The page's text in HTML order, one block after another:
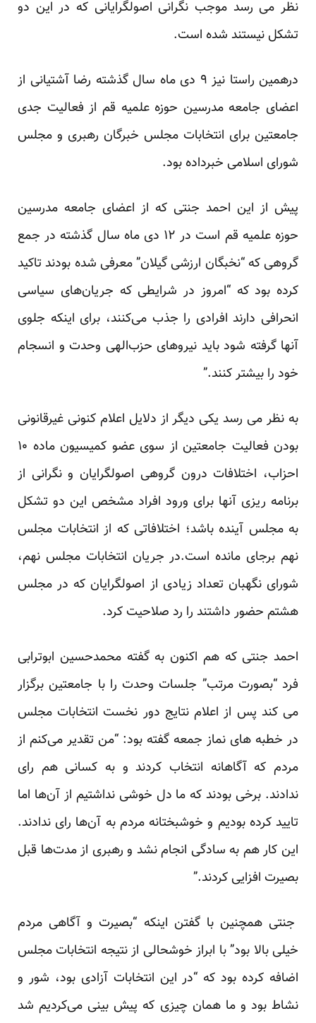
نظر می رسد موجب نگرانی اصولگرایانی که در این دو
تشکل نیستند شده است.
درهمین راستا نیز ۹ دی ماه سال گذشته رضا آشتیانی از
اعضای جامعه مدرسین حوزه علمیه قم از فعالیت جدی
جامعتین برای انتخابات مجلس خبرگان رهبری و مجلس
شورای اسلامی خبرداده بود.
پیش از این احمد جنتی که از اعضای جامعه مدرسین
حوزه علمیه قم است در ۱۲ دی ماه سال گذشته در جمع
گروهی که “نخبگان ارزشی گیلان” معرفی شده بودند تاکید
کرده بود که “امروز در شرایطی که جریان‌های سیاسی
انحرافی دارند افرادی را جذب می‌کنند، برای اینکه جلوی
آنها گرفته شود باید نیروهای حزب‌الهی وحدت و انسجام
خود را بیشتر کنند.”
به نظر می رسد یکی دیگر از دلایل اعلام کنونی غیرقانونی
بودن فعالیت جامعتین از سوی عضو کمیسیون ماده ۱۰
احزاب، اختلافات درون گروهی اصولگرایان و نگرانی از
برنامه ریزی آنها برای ورود افراد مشخص این دو تشکل
به مجلس آینده باشد؛ اختلافاتی که از انتخابات مجلس
نهم برجای مانده است.در جریان انتخابات مجلس نهم،
شورای نگهبان تعداد زیادی از اصولگرایان که در مجلس
هشتم حضور داشتند را رد صلاحیت کرد.
احمد جنتی که هم اکنون به گفته محمدحسین ابوترابی
فرد “بصورت مرتب” جلسات وحدت را با جامعتین برگزار
می کند پس از اعلام نتایج دور نخست انتخابات مجلس
در خطبه های نماز جمعه گفته بود: “من تقدیر می‌کنم از
مردم که آگاهانه انتخاب کردند و به کسانی هم رای
ندادند. برخی بودند که ما دل خوشی نداشتیم از آن‌ها اما
تایید کرده بودیم و خوشبختانه مردم به آن‌ها رای ندادند.
این کار هم به سادگی انجام نشد و رهبری از مدت‌ها قبل
بصیرت افزایی کردند.”
جنتی همچنین با گفتن اینکه “بصیرت و آگاهی مردم
خیلی بالا بود” با ابراز خوشحالی از نتیجه انتخابات مجلس
اضافه کرده بود که “در این انتخابات آزادی بود، شور و
نشاط بود و ما‌‌ همان چیزی که پیش بینی می‌کردیم شد